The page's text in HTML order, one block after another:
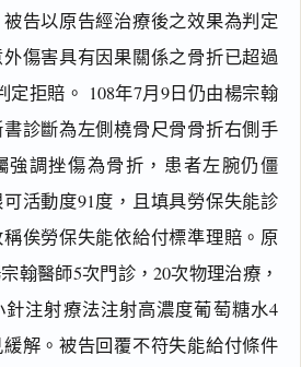
告以原告經治療後之效果為判定
傷害具有因果關係之骨折已超過
定拒賠。 108年7月9日仍由楊宗翰
診斷為左側橈骨尺骨骨折右側手
強調挫傷為骨折，患者左腕仍僵
活動度91度，且填具勞保失能診
俟勞保失能依給付標準理賠。原
翰醫師5次門診，20次物理治療，
注射療法注射高濃度葡萄糖水4
解。被告回覆不符失能給付條件